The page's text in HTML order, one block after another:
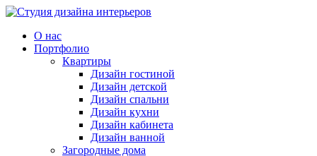
О нас
Портфолио
Квартиры
Дизайн гостиной
Дизайн детской
Дизайн спальни
Дизайн кухни
Дизайн кабинета
Дизайн ванной
Загородные дома